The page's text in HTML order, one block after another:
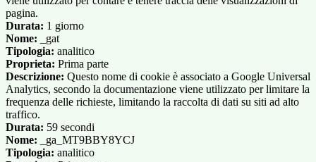
pagina.
Durata: 1 giorno
Nome: _gat
Tipologia: analitico
Proprieta: Prima parte
Descrizione: Questo nome di cookie è associato a Google Universal
Analytics, secondo la documentazione viene utilizzato per limitare la
frequenza delle richieste, limitando la raccolta di dati su siti ad alto
traffico.
Durata: 59 secondi
Nome: _ga_MT9BBY8YCJ
Tipologia: analitico